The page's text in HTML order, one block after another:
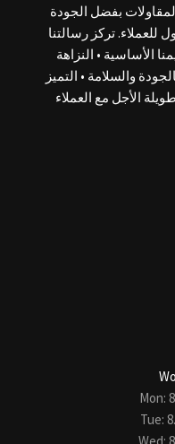
بفضل الجودة
للعملاء. تركز رسالتنا
الأساسية • النزاهة
والسلامة • التميز
الأجل مع العملاء
Mon:
Tue:
Wed: